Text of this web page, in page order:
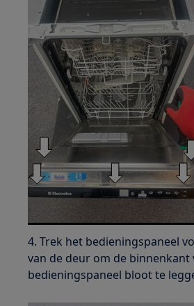
4. Trek het bedieningspaneel
van de deur om de binnenkant
bedieningspaneel bloot te